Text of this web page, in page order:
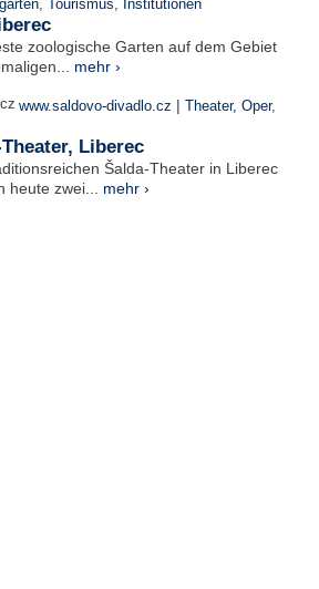
, Tourismus, Institutionen
zoologische Garten auf dem Gebiet
mehr ›
www.saldovo-divadlo.cz | Theater, Oper,
Liberec
Šalda-Theater in Liberec
heute zwei... mehr ›